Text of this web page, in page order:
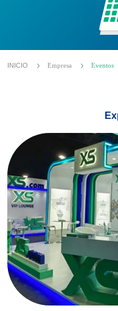
INICIO Empresa Eventos